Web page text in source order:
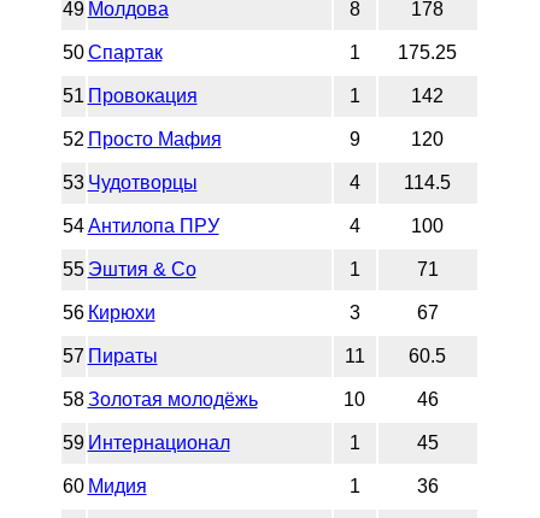
49 Молдова 8 178
50 Спартак 1 175.25
51 Провокация 1 142
52 Просто Мафия 9 120
53 Чудотворцы 4 114.5
54 Антилопа ПРУ 4 100
55 Эштия & Co 1 71
56 Кирюхи 3 67
57 Пираты 11 60.5
58 Золотая молодёжь 10 46
59 Интернационал 1 45
60 Мидия 1 36